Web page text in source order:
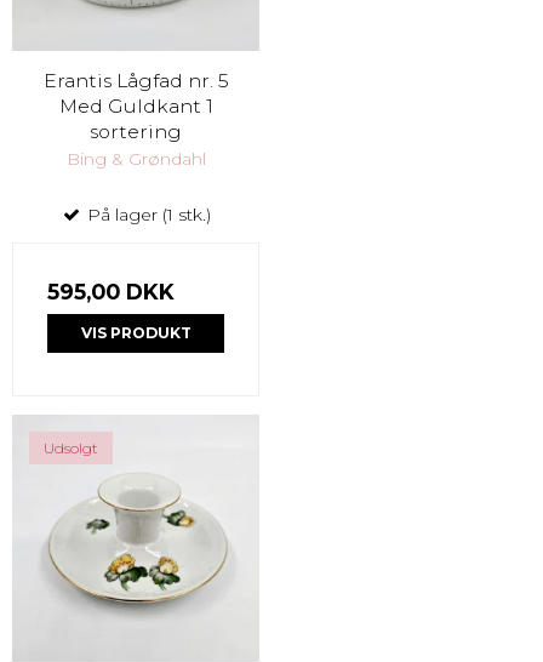
Erantis Lågfad nr. 5
Med Guldkant 1
sortering
Bing & Grøndahl
På lager (1 stk.)
595,00 DKK
VIS PRODUKT
Udsolgt